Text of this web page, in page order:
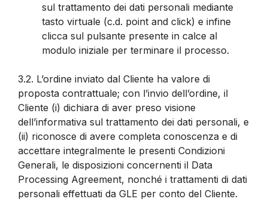
sul trattamento dei dati personali mediante
tasto virtuale (c.d. point and click) e infine
clicca sul pulsante presente in calce al
modulo iniziale per terminare il processo.
3.2. L’ordine inviato dal Cliente ha valore di
proposta contrattuale; con l’invio dell’ordine, il
Cliente (i) dichiara di aver preso visione
dell’informativa sul trattamento dei dati personali, e
(ii) riconosce di avere completa conoscenza e di
accettare integralmente le presenti Condizioni
Generali, le disposizioni concernenti il Data
Processing Agreement, nonché i trattamenti di dati
personali effettuati da GLE per conto del Cliente.